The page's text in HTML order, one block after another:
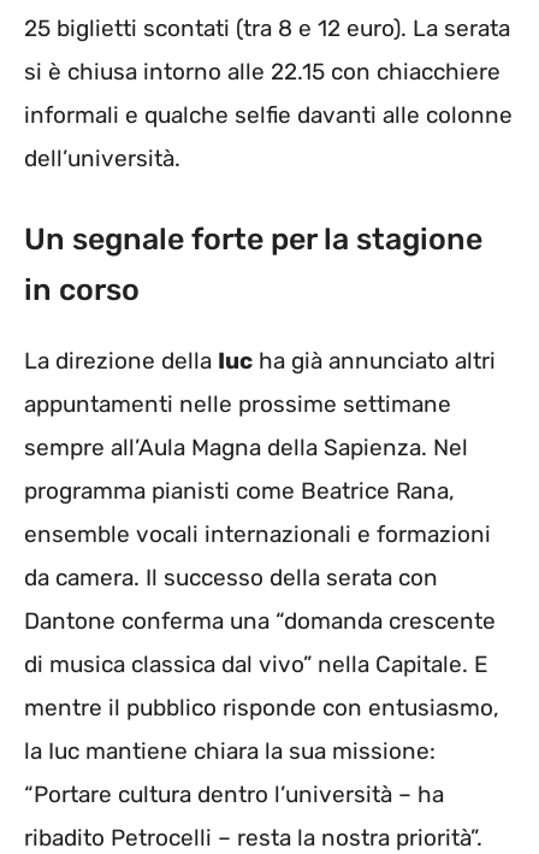
25 biglietti scontati (tra 8 e 12 euro). La serata
si è chiusa intorno alle 22.15 con chiacchiere
informali e qualche selfie davanti alle colonne
dell’università.
Un segnale forte per la stagione
in corso
La direzione della Iuc ha già annunciato altri
appuntamenti nelle prossime settimane
sempre all’Aula Magna della Sapienza. Nel
programma pianisti come Beatrice Rana,
ensemble vocali internazionali e formazioni
da camera. Il successo della serata con
Dantone conferma una “domanda crescente
di musica classica dal vivo” nella Capitale. E
mentre il pubblico risponde con entusiasmo,
la Iuc mantiene chiara la sua missione:
“Portare cultura dentro l’università – ha
ribadito Petrocelli – resta la nostra priorità”.